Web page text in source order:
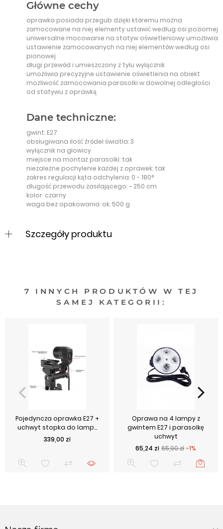
Główne cechy
oprawka posiada przegub dzięki któremu można
zamocowane na niej elementy ustawić według osi poziomej
uniwersalne mocowanie na statyw oświetleniowy umożliwia
ustawienie zamocowanych na niej elementów według osi
pionowej
długi przewód i umieszczony z tyłu wyłącznik
umożliwia precyzyjne ustawienie oświetlenia na obiekt
możliwość zamocowania parasolki w dowolnej odległości
od statywu z oprawką
Dane techniczne:
gwint: E27
obsługiwana ilość źródeł światła: 3
wyłącznik na głowicy
miejsce na montaż parasolki: tak
niezależne pochylenie każdej z oprawek: tak
zakres regulacji kąta odchylenia: 0 - 180°
długość przewodu zasilającego: ~ 250 cm
kolor: czarny
waga bez opakowania: ok. 500 g
Szczegóły produktu
7 INNYCH PRODUKTÓW W TEJ
SAMEJ KATEGORII:
Pojedyncza oprawka E27 +
uchwyt stopka do lamp...
Cena
339,00 zł
Oprawa na 4 lampy z
gwintem E27 i parasolkę
uchwyt
Cena podstawowa
65,90 zł -1%
Cena
65,24 zł